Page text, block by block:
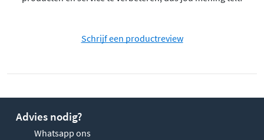
Schrijf een productreview
Advies nodig?
Whatsapp ons